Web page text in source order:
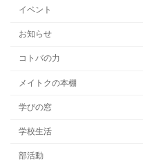
イベント
お知らせ
コトバの力
メイトクの本棚
学びの窓
学校生活
部活動